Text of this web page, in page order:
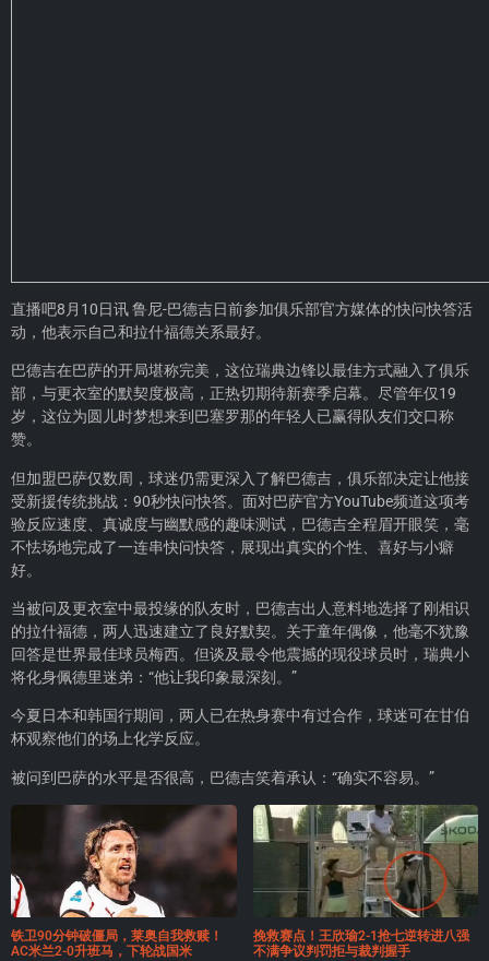
直播吧8月10日讯 鲁尼-巴德吉日前参加俱乐部官方媒体的快问快答活
动，他表示自己和拉什福德关系最好。
巴德吉在巴萨的开局堪称完美，这位瑞典边锋以最佳方式融入了俱乐
部，与更衣室的默契度极高，正热切期待新赛季启幕。尽管年仅19
岁，这位为圆儿时梦想来到巴塞罗那的年轻人已赢得队友们交口称
赞。
但加盟巴萨仅数周，球迷仍需更深入了解巴德吉，俱乐部决定让他接
受新援传统挑战：90秒快问快答。面对巴萨官方YouTube频道这项考
验反应速度、真诚度与幽默感的趣味测试，巴德吉全程眉开眼笑，毫
不怯场地完成了一连串快问快答，展现出真实的个性、喜好与小癖
好。
当被问及更衣室中最投缘的队友时，巴德吉出人意料地选择了刚相识
的拉什福德，两人迅速建立了良好默契。关于童年偶像，他毫不犹豫
回答是世界最佳球员梅西。但谈及最令他震撼的现役球员时，瑞典小
将化身佩德里迷弟：“他让我印象最深刻。”
今夏日本和韩国行期间，两人已在热身赛中有过合作，球迷可在甘伯
杯观察他们的场上化学反应。
被问到巴萨的水平是否很高，巴德吉笑着承认：“确实不容易。”
铁卫90分钟破僵局，莱奥自我救赎！
AC米兰2-0升班马，下轮战国米
挽救赛点！王欣瑜2-1抢七逆转进八强
不满争议判罚拒与裁判握手